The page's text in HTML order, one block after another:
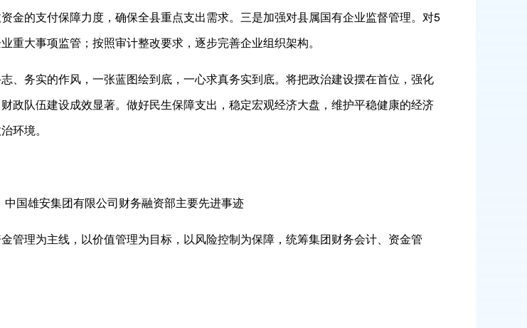
金的支付保障力度，确保全县重点支出需求。三是加强对县属国有企业监督管理。对5
重大事项监管；按照审计整改要求，逐步完善企业组织架构。
务实的作风，一张蓝图绘到底，一心求真务实到底。将把政治建设摆在首位，强化
政队伍建设成效显著。做好民生保障支出，稳定宏观经济大盘，维护平稳健康的经济
环境。
中国雄安集团有限公司财务融资部主要先进事迹
理为主线，以价值管理为目标，以风险控制为保障，统筹集团财务会计、资金管